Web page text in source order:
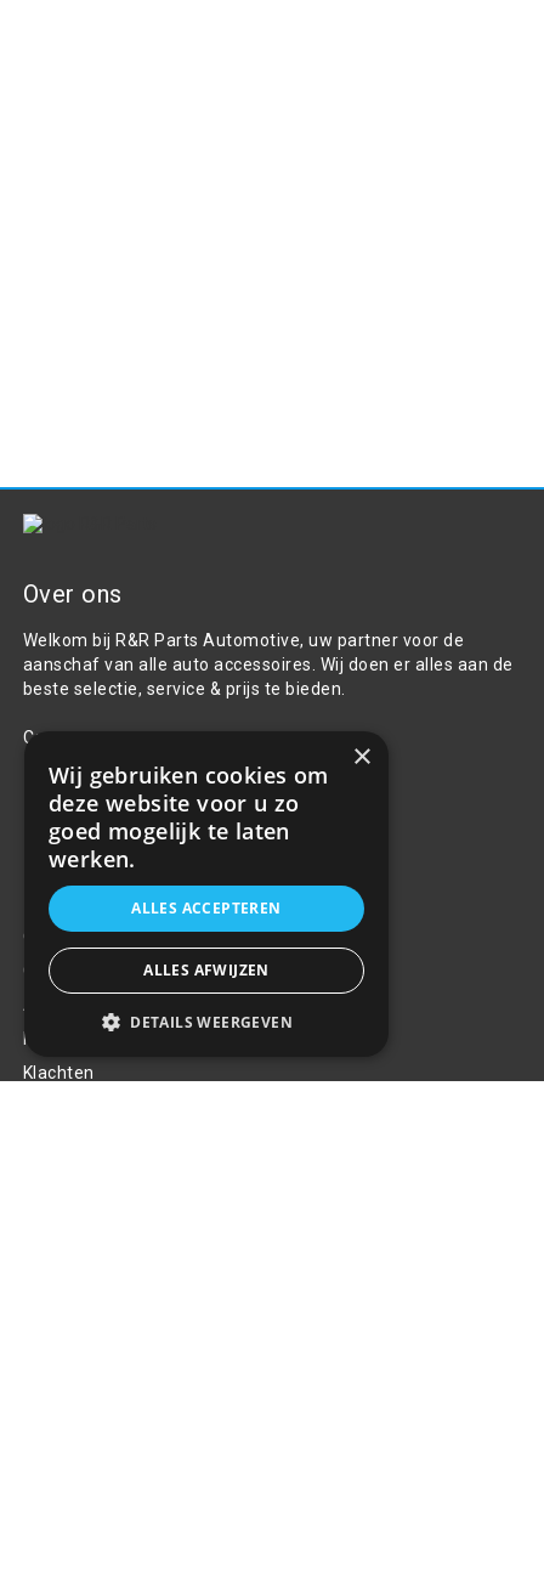
Over ons
Welkom bij R&R Parts Automotive, uw partner voor de
aanschaf van alle auto accessoires. Wij doen er alles aan de
beste selectie, service & prijs te bieden.
Contact
+31(0)85 486 83 17
info@rrparts.nl
Klantenservice
Over ons
Contact
Algemene voorwaarden
Privacy Policy
Klachten
×
Wij gebruiken cookies om
deze website voor u zo
goed mogelijk te laten
werken.
ALLES ACCEPTEREN
ALLES AFWIJZEN
DETAILS WEERGEVEN